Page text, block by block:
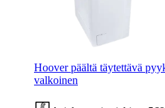
Hoover päältä täytettävä
valkoinen